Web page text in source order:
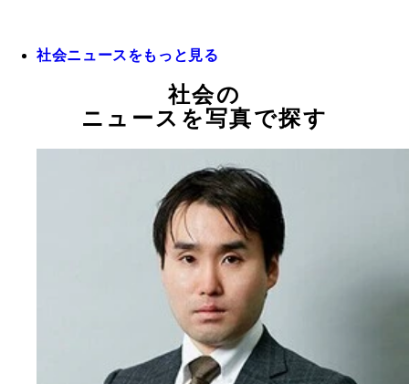
社会ニュースをもっと見る
社会の
ニュースを写真で探す